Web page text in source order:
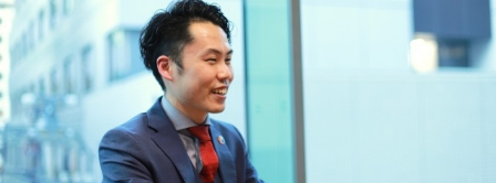
会
社
ア
ッ
ク
ス
コ
ン